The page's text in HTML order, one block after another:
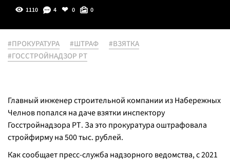
1110 4 0 0
#ПРОКУРАТУРА #ШТРАФ
#ВЗЯТКА
#ГОССТРОЙНАДЗОР РТ
Главный инженер строительной компании из Набережных
Челнов попался на даче взятки инспектору
Госстройнадзора РТ. За это прокуратура оштрафовала
стройфирму на 500 тыс. рублей.
Как сообщает пресс-служба надзорного ведомства, с 2021